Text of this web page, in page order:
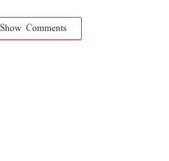
Show Comments